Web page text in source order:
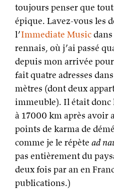
toujours penser que
épique. Lavez-vous les
l’Immediate Music
rennais, où j’ai passé
depuis mon arrivée
fait quatre adresses
mètres (dont deux
immeuble). Il était donc
à 17000 km après avoir
points de karma de
comme je le répète ad
pas entièrement du
deux fois par an en
publications.)